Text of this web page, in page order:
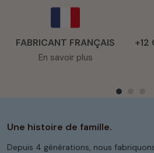
FABRICANT FRANÇAIS
En savoir plus
+12
Une histoire de famille.
Depuis 4 générations, nous